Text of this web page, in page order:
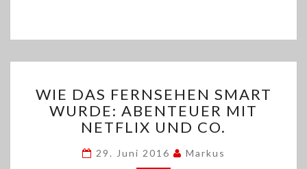
DAS
FERNSEHEN
SMART
ABENTEUER
WIE DAS FERNSEHEN SMART
WURDE: ABENTEUER MIT
NETFLIX UND CO.
29. Juni 2016 Markus